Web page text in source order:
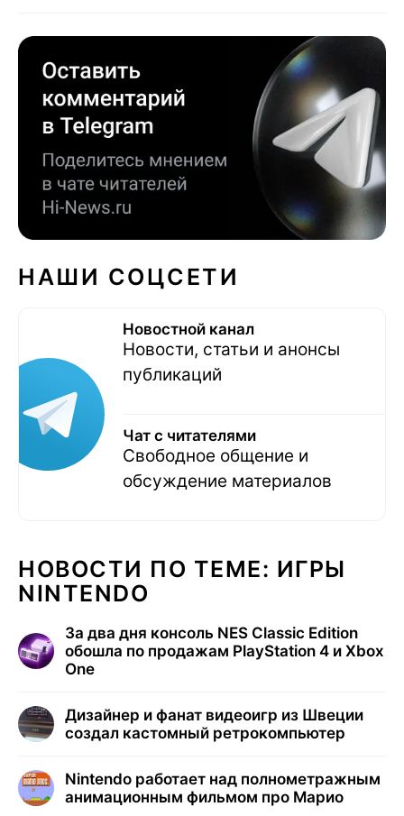
НАШИ СОЦСЕТИ
Новостной канал
Новости, статьи и анонсы
публикаций
Чат с читателями
Свободное общение и
обсуждение материалов
НОВОСТИ ПО ТЕМЕ: ИГРЫ
NINTENDO
За два дня консоль NES Classic Edition
обошла по продажам PlayStation 4 и Xbox
One
Дизайнер и фанат видеоигр из Швеции
создал кастомный ретрокомпьютер
Nintendo работает над полнометражным
анимационным фильмом про Марио